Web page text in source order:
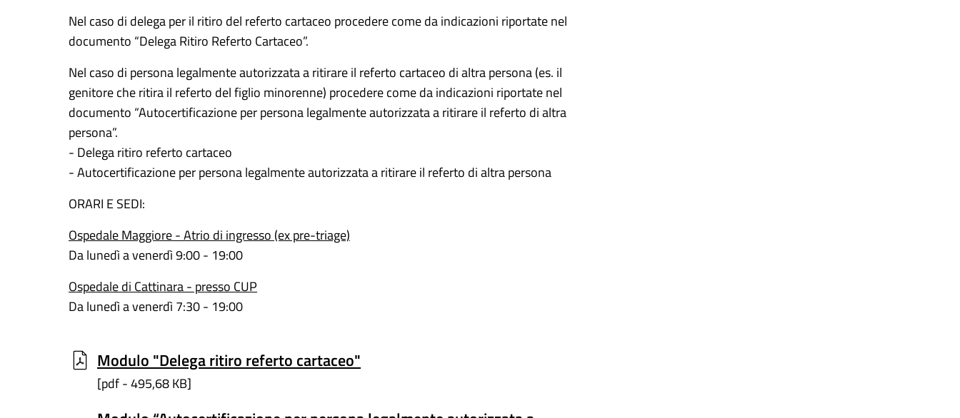
Nel caso di delega per il ritiro del referto cartaceo procedere come da indicazioni riportate nel
documento “Delega Ritiro Referto Cartaceo”.
Nel caso di persona legalmente autorizzata a ritirare il referto cartaceo di altra persona (es. il
genitore che ritira il referto del figlio minorenne) procedere come da indicazioni riportate nel
documento “Autocertificazione per persona legalmente autorizzata a ritirare il referto di altra
persona”.
- Delega ritiro referto cartaceo
- Autocertificazione per persona legalmente autorizzata a ritirare il referto di altra persona
ORARI E SEDI:
Ospedale Maggiore - Atrio di ingresso (ex pre-triage)
Da lunedì a venerdì 9:00 - 19:00
Ospedale di Cattinara - presso CUP
Da lunedì a venerdì 7:30 - 19:00
Modulo "Delega ritiro referto cartaceo"
[pdf - 495,68 KB]